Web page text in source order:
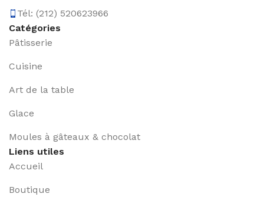
Tél: (212) 520623966
Catégories
Pâtisserie
Cuisine
Art de la table
Glace
Moules à gâteaux & chocolat
Liens utiles
Accueil
Boutique